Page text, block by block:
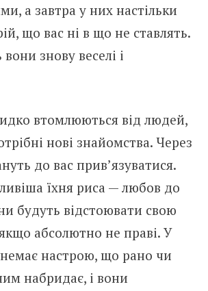
а завтра у них настільки
що вас ні в що не ставлять.
знову веселі і
втомлюються від людей,
нові знайомства. Через
до вас прив’язуватися.
їхня риса — любов до
будуть відстоювати свою
абсолютно не праві. У
настрою, що рано чи
набридає, і вони